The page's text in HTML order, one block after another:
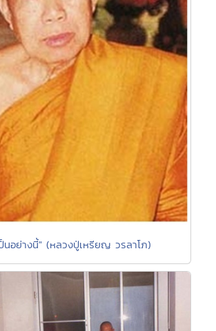
นอย่างนี้" (หลวงปู่เหรียญ วรลาโภ)